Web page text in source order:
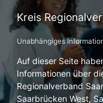
Kreis
Unabhängiges
Auf dieser Seite
Informationen über
Regionalverband
Saarbrücken West,